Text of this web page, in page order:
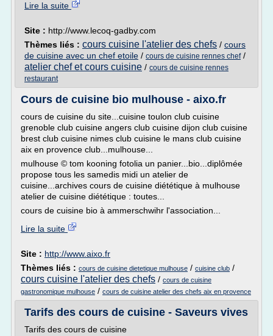
Lire la suite
Site : http://www.lecoq-gadby.com
Thèmes liés : cours cuisine l'atelier des chefs / cours
de cuisine avec un chef etoile / cours de cuisine rennes chef/
atelier chef et cours cuisine / cours de cuisine rennes
restaurant
Cours de cuisine bio mulhouse - aixo.fr
cours de cuisine du site...cuisine toulon club cuisine
grenoble club cuisine angers club cuisine dijon club cuisine
brest club cuisine nimes club cuisine le mans club cuisine
aix en provence club...mulhouse...
mulhouse © tom kooning fotolia un panier...bio...diplômée
propose tous les samedis midi un atelier de
cuisine...archives cours de cuisine diététique à mulhouse
atelier de cuisine diététique : toutes...
cours de cuisine bio à ammerschwihr l'association...
Lire la suite
Site : http://www.aixo.fr
Thèmes liés : cours de cuisine dietetique mulhouse / cuisine club /
cours cuisine l'atelier des chefs / cours de cuisine
gastronomique mulhouse / cours de cuisine atelier des chefs aix en provence
Tarifs des cours de cuisine - Saveurs vives
Tarifs des cours de cuisine